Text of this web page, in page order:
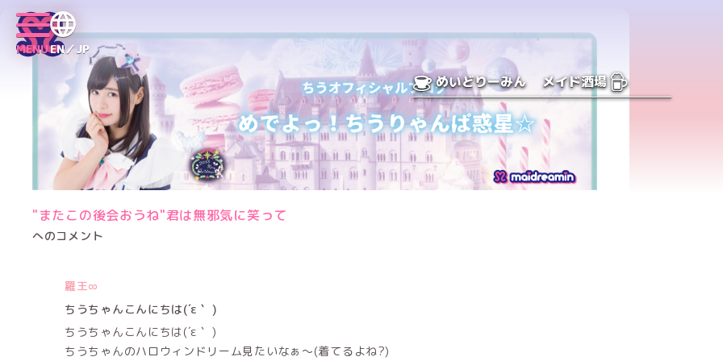
MENUEN／JP
めいどりーみん メイド酒場
"またこの後会おうね"君は無邪気に笑って
へのコメント
羅王∞
ちうちゃんこんにちは(´ε｀ )
ちうちゃんこんにちは(´ε｀ )
ちうちゃんのハロウィンドリーム見たいなぁ～(着てるよね?)